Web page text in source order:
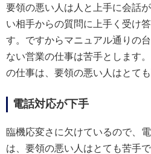
要領の悪い人は人と上手に会話
い相手からの質問に上手く受け
す。ですからマニュアル通りの
ない営業の仕事は苦手とします
の仕事は、要領の悪い人はとても
電話対応が下手
臨機応変さに欠けているので、
は、要領の悪い人はとても苦手